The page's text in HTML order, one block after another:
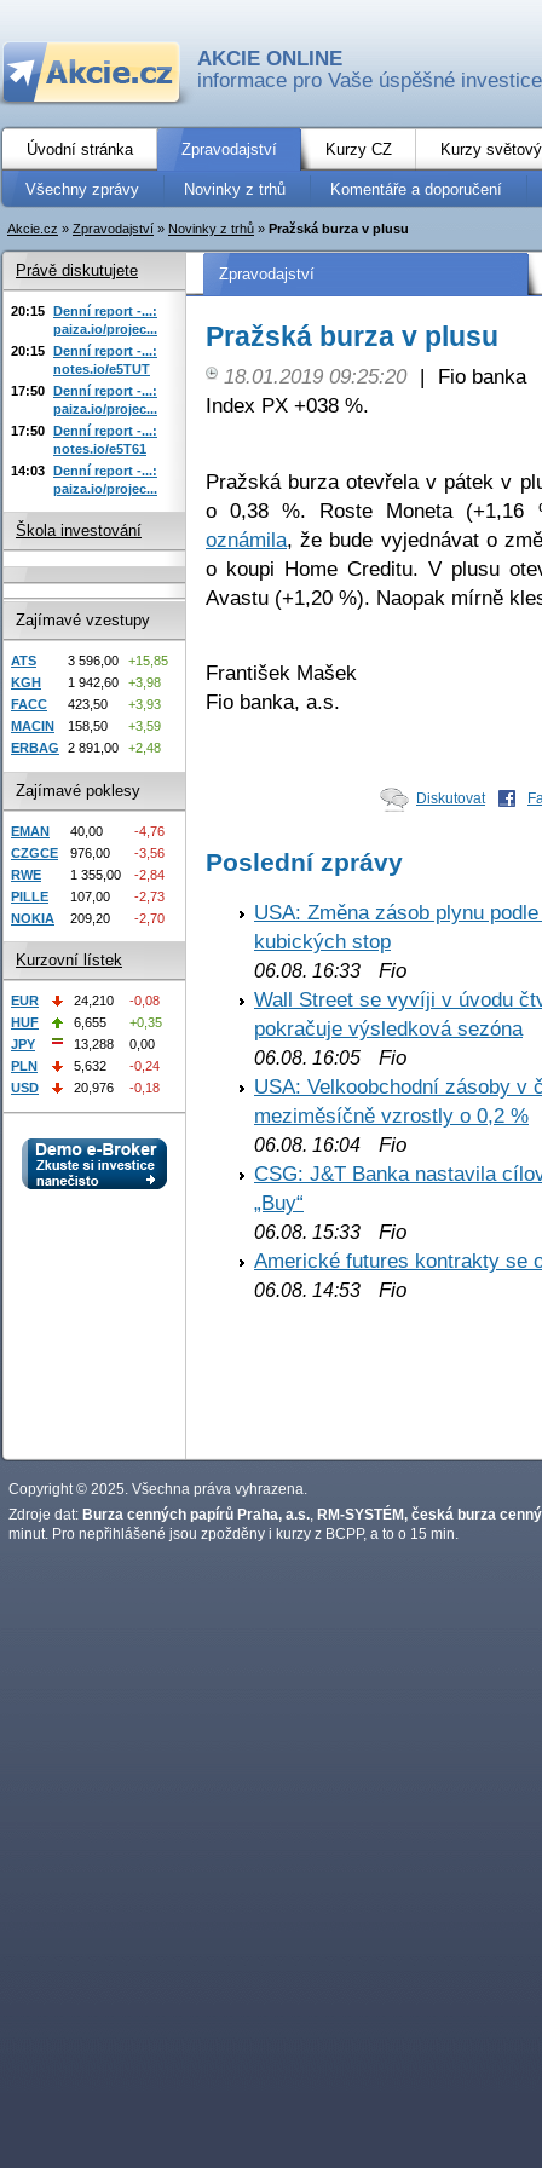
AKCIE ONLINE
informace pro Vaše úspěšné investice
Úvodní stránka Zpravodajství Kurzy CZ Kurzy
Všechny zprávy Novinky z trhů Komentáře a doporučení
Akcie.cz » Zpravodajství » Novinky z trhů » Pražská burza v plusu
Zpravodajství
Pražská burza v plusu
18.01.2019 09:25:20 |
Fio banka
Index PX +038 %.
Pražská burza otevřela v pátek v
o 0,38 %. Roste Moneta
oznámila, že bude vyjednávat o
o koupi Home Creditu. V plusu
Avastu (+1,20 %). Naopak mírně
František Mašek
Fio banka, a.s.
Diskutovat
Poslední zprávy
USA: Změna zásob plynu
kubických stop
06.08. 16:33 Fio
Wall Street se vyvíji v úvodu
pokračuje výsledková sezóna
06.08. 16:05 Fio
USA: Velkoobchodní zásoby v
meziměsíčně vzrostly o 0,2 %
06.08. 16:04 Fio
CSG: J&T Banka nastavila
„Buy“
06.08. 15:33 Fio
Americké futures kontrakty se
06.08. 14:53 Fio
Právě diskutujete
20:15 Denní report -...:
paiza.io/projec...
20:15 Denní report -...:
notes.io/e5TUT
17:50 Denní report -...:
paiza.io/projec...
17:50 Denní report -...:
notes.io/e5T61
14:03 Denní report -...:
paiza.io/projec...
Škola investování
Zajímavé vzestupy
ATS 3 596,00
+15,85
KGH
1 942,60
+3,98
FACC
423,50
+3,93
MACIN
158,50
+3,59
ERBAG
2 891,00 +2,48
Zajímavé poklesy
EMAN 40,00
-4,76
CZGCE
976,00
-3,56
RWE
1 355,00
-2,84
PILLE
107,00
-2,73
NOKIA
209,20 -2,70
Kurzovní lístek
EUR 24,210
-0,08
HUF
6,655
+0,35
JPY
13,288
0,00
PLN
5,632
-0,24
USD
20,976 -0,18
Copyright © 2025. Všechna práva vyhrazena.
Zdroje dat: Burza cenných papírů Praha, a.s. RM-SYSTÉM, česká burza
minut. Pro nepřihlášené jsou zpožděny i kurzy z BCPP, a to o 15 min.